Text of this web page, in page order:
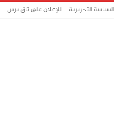
السياسة التحريرية للإعلان على تاق برس